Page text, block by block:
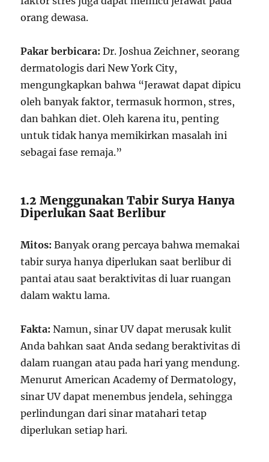
orang dewasa.
Pakar berbicara: Dr. Joshua Zeichner, seorang
dermatologis dari New York City,
mengungkapkan bahwa “Jerawat dapat dipicu
oleh banyak faktor, termasuk hormon, stres,
dan bahkan diet. Oleh karena itu, penting
untuk tidak hanya memikirkan masalah ini
sebagai fase remaja.”
1.2 Menggunakan Tabir Surya Hanya
Diperlukan Saat Berlibur
Mitos: Banyak orang percaya bahwa memakai
tabir surya hanya diperlukan saat berlibur di
pantai atau saat beraktivitas di luar ruangan
dalam waktu lama.
Fakta: Namun, sinar UV dapat merusak kulit
Anda bahkan saat Anda sedang beraktivitas di
dalam ruangan atau pada hari yang mendung.
Menurut American Academy of Dermatology,
sinar UV dapat menembus jendela, sehingga
perlindungan dari sinar matahari tetap
diperlukan setiap hari.